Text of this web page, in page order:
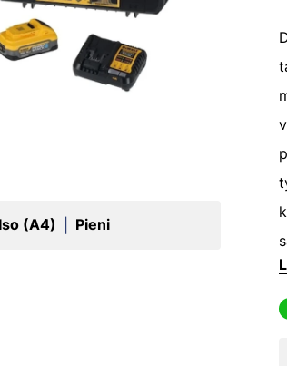
Iso (A4) Pieni